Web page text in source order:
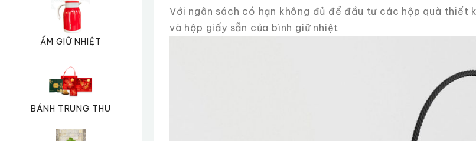
ẤM GIỮ NHIỆT
BÁNH TRUNG THU
Với ngân sách có hạn không đủ để đầu tư các hộp quà
và hộp giấy sẵn của bình giữ nhiệt